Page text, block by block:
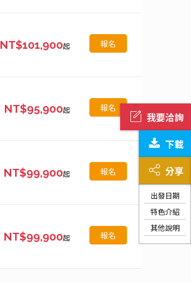
我要洽詢
下載
分享
出發日期
特色介紹
其他說明
NT$101,900起 報名
NT$95,900起 報名
NT$99,900起 報名
NT$99,900起 報名